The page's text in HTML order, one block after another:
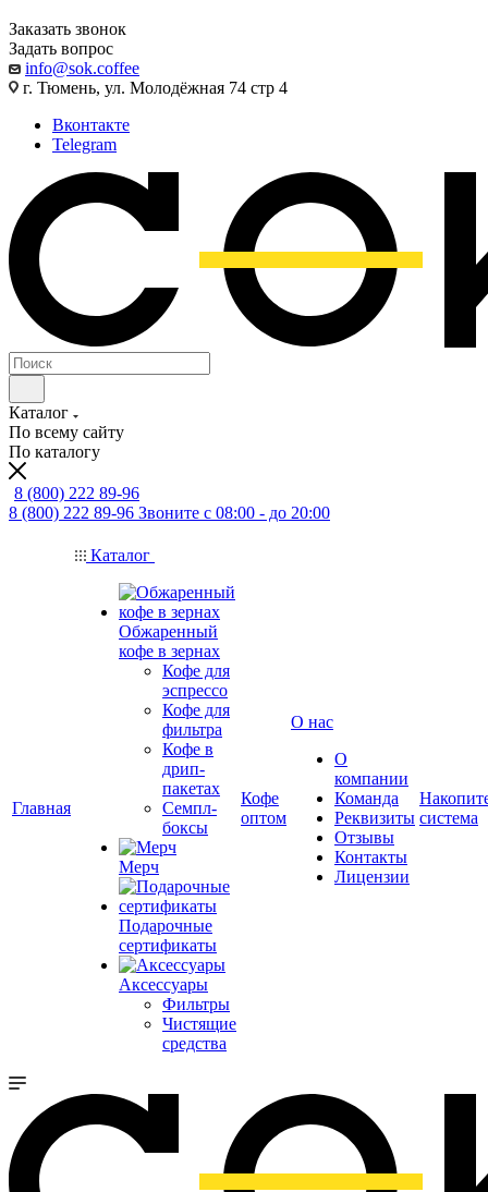
Заказать звонок
Задать вопрос
info@sok.coffee
г. Тюмень, ул. Молодёжная 74 стр 4
Вконтакте
Telegram
Каталог
По всему сайту
По каталогу
8 (800) 222 89-96
8 (800) 222 89-96 Звоните с 08:00 - до 20:00
Главная
Каталог
Обжаренный
кофе в зернах
Кофе для
эспрессо
Кофе для
фильтра
Кофе в
дрип-
пакетах
Семпл-
боксы
Мерч
Подарочные
сертификаты
Аксессуары
Фильтры
Чистящие
средства
Кофе
оптом
О нас
О
компании
Команда
Реквизиты
Отзывы
Контакты
Лицензии
система